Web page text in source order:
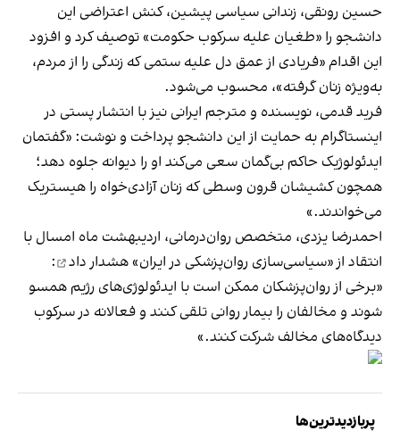
حسین رونقی، زندانی سیاسی پیشین،کنش اعتراضی این
دانشجو را «طغیان علیه سرکوب حکومت» توصیف کرد و افزود
این اقدام «فریادی از عمق دل علیه ستمی که زندگی را از مردم،
به‌ویژه زنان گرفته»، محسوب می‌شود.
فرید قدمی، نویسنده و مترجم ایرانی نیز با انتشار پستی در
اینستاگرام به حمایت از این دانشجو پرداخت و نوشت: «گفتمان
ایدئولوژیک حاکم بی‌گمان سعی می‌کند او را دیوانه جلوه دهد؛
همچون کشیشان قرون وسطی که زنان آزادی‌خواه را هیستریک
می‌خواندند.»
احمدرضا یزدی، متخصص روان‌درمانی، اردیبهشت‌ ماه امسال با
انتقاد از «سیاسی‌سازی روان‌پزشکی در ایران»هشدار داد
:
«برخی از روان‌پزشکان ممکن است با ایدئولوژی‌های رژیم همسو
شوند و مخالفان را بیمار روانی تلقی کنند و فعالانه در سرکوب
دیدگاه‌های مخالف شرکت کنند.»
پربازدیدترین‌ها